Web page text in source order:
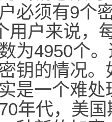
必须有9个
用户来说，
为4950个
钥的情况
是一个难处
代，美国